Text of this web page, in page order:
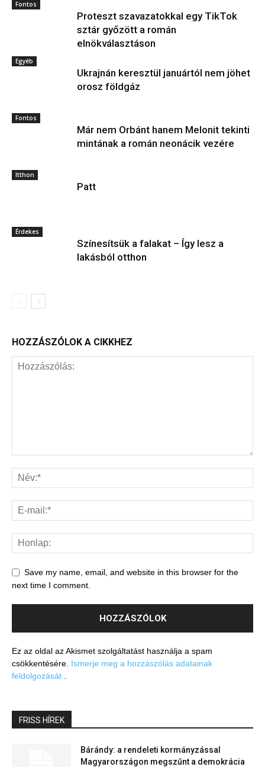
Fontos
Proteszt szavazatokkal egy TikTok
sztár győzött a román
elnökválasztáson
Egyéb
Ukrajnán keresztül januártól nem jöhet
orosz földgáz
Fontos
Már nem Orbánt hanem Melonit tekinti
mintának a román neonácik vezére
Itthon
Patt
Érdekes
Színesítsük a falakat – Így lesz a
lakásból otthon
HOZZÁSZÓLOK A CIKKHEZ
Save my name, email, and website in this browser for the
next time I comment.
Ez az oldal az Akismet szolgáltatást használja a spam
csökkentésére. Ismerje meg a hozzászólás adatainak
feldolgozását
FRISS HÍREK
Bárándy: a rendeleti kormányzással
Magyarországon megszűnt a demokrácia